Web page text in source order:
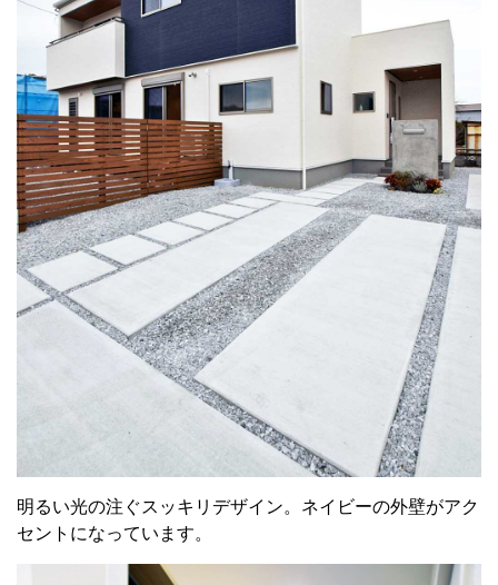
明るい光の注ぐスッキリデザイン。ネイビーの外壁がアク
セントになっています。